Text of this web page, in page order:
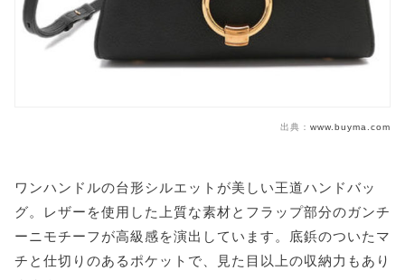
出典： www.buyma.com
ワンハンドルの台形シルエットが美しい王道ハンドバッ
グ。レザーを使用した上質な素材とフラップ部分のガンチ
ーニモチーフが高級感を演出しています。底鋲のついたマ
チと仕切りのあるポケットで、見た目以上の収納力もあり